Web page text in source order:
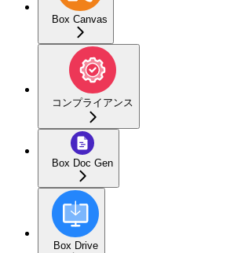
Box Canvas
コンプライアンス
Box Doc Gen
Box Drive